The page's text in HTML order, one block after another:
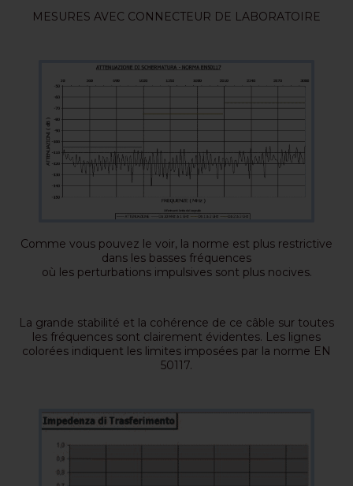
MESURES AVEC CONNECTEUR DE LABORATOIRE
Comme vous pouvez le voir, la norme est plus restrictive
dans les basses fréquences
où les perturbations impulsives sont plus nocives.
La grande stabilité et la cohérence de ce câble sur toutes
les fréquences sont clairement évidentes. Les lignes
colorées indiquent les limites imposées par la norme EN
50117.